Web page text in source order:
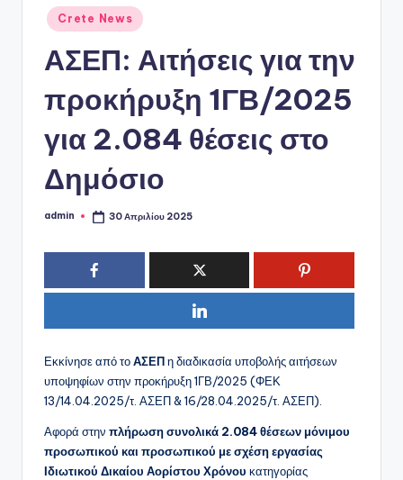
Αναρτήθηκε
σε
Crete News
ΑΣΕΠ: Αιτήσεις για την
προκήρυξη 1ΓΒ/2025
για 2.084 θέσεις στο
Δημόσιο
Συγγραφέας:
admin 30 Απριλίου 2025
Εκκίνησε από τοΑΣΕΠη διαδικασία υποβολής αιτήσεων
υποψηφίων στην προκήρυξη 1ΓΒ/2025 (ΦΕΚ
13/14.04.2025/τ. ΑΣΕΠ & 16/28.04.2025/τ. ΑΣΕΠ).
Αφορά στην πλήρωση συνολικά 2.084 θέσεων μόνιμου
προσωπικού και προσωπικού με σχέση εργασίας
Ιδιωτικού Δικαίου Αορίστου Χρόνου κατηγορίας